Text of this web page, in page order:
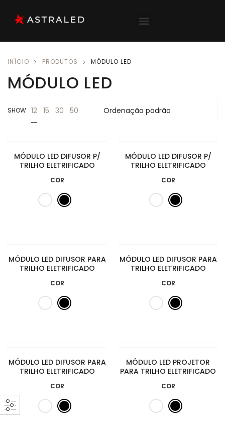
INÍCIO PRODUTOS MÓDULO LED
MÓDULO LED
SHOW 12 15 30 50
MÓDULO LED DIFUSOR P/
TRILHO ELETRIFICADO
COR
MÓDULO LED DIFUSOR P/
TRILHO ELETRIFICADO
COR
MÓDULO LED DIFUSOR PARA
TRILHO ELETRIFICADO
COR
MÓDULO LED DIFUSOR PARA
TRILHO ELETRIFICADO
COR
MÓDULO LED DIFUSOR PARA
TRILHO ELETRIFICADO
COR
MÓDULO LED PROJETOR
PARA TRILHO ELETRIFICADO
COR